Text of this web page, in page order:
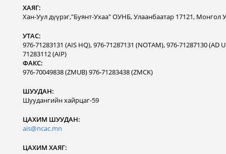
ХАЯГ:
Хан-Уул дүүрэг,"Буянт-Ухаа" ОУНБ, Улаанбаатар 17121, Монгол
УТАС:
976-71283131 (AIS HQ), 976-71287131 (NOTAM), 976-71287130 (AD
71283112 (AIP)
ФАКС:
976-70049838 (ZMUB) 976-71283438 (ZMCK)
ШУУДАН:
Шуудангийн хайрцаг-59
ЦАХИМ ШУУДАН:
ais@ncac.mn
ЦАХИМ ХАЯГ: